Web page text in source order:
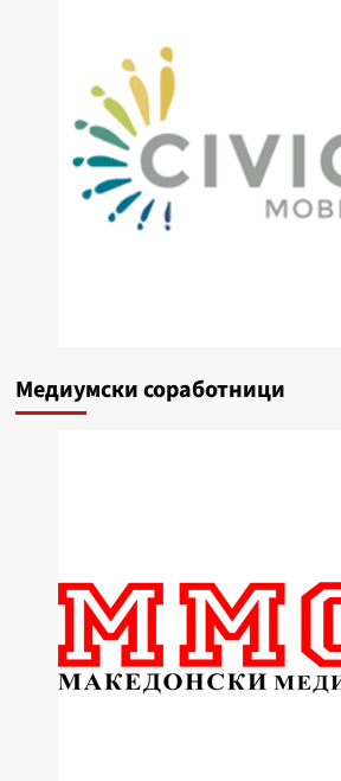
Медиумски соработници